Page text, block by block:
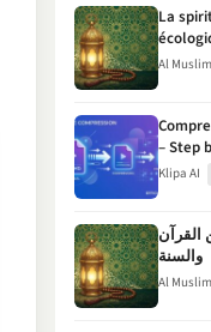
La
Al
– Step
Klipa AI
القرآن
والسنة
Al